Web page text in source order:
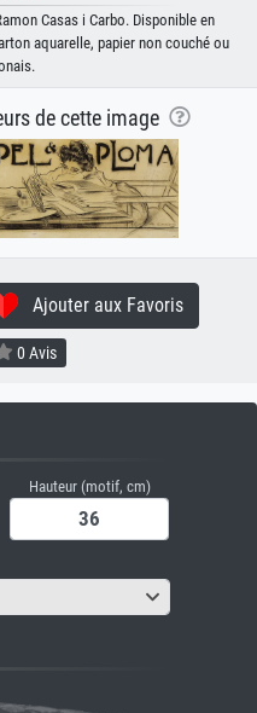
Casas i Carbo. Disponible en
aquarelle, papier non couché ou
de cette image
Ajouter aux Favoris
0 Avis
Hauteur (motif, cm)